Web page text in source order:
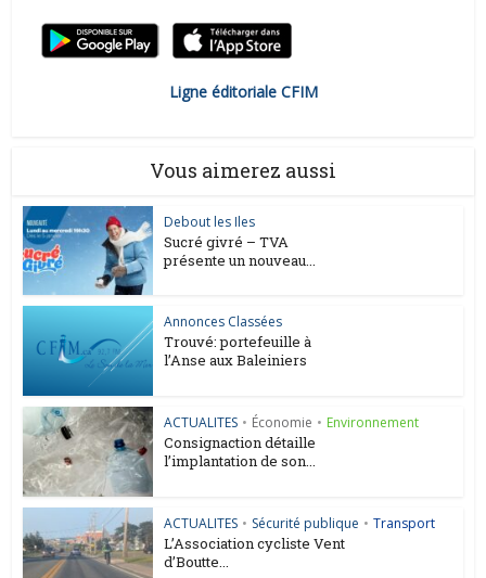
Ligne éditoriale CFIM
Vous aimerez aussi
Debout les Iles
Sucré givré – TVA
présente un nouveau...
Annonces Classées
Trouvé: portefeuille à
l’Anse aux Baleiniers
ACTUALITES • Économie • Environnement
Consignaction détaille
l’implantation de son...
ACTUALITES • Sécurité publique • Transport
L’Association cycliste Vent
d’Boutte...